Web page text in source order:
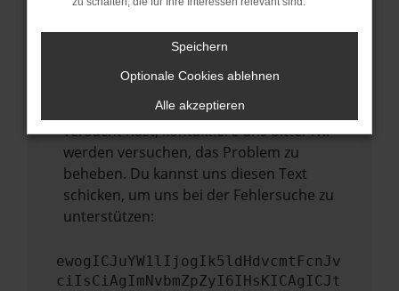
führen, dass bestimmte Funktionen nicht
mehr unterstützt werden.
Wende dich an den Webseitenbetreiber.
Wenn du alle oben genannten Schritte
versucht hast, kontaktiere uns bitte. Wir
werden versuchen, das Problem zu
beheben. Du kannst uns diesen Text
schicken, um uns bei der Fehlersuche zu
unterstützen:
ewogICJuYW1lIjogIk5ldHdvcmtFcnJv
ciIsCiAgImNvbmZpZyI6IHsKICAgICJt
Speichern
Optionale Cookies ablehnen
Alle akzeptieren